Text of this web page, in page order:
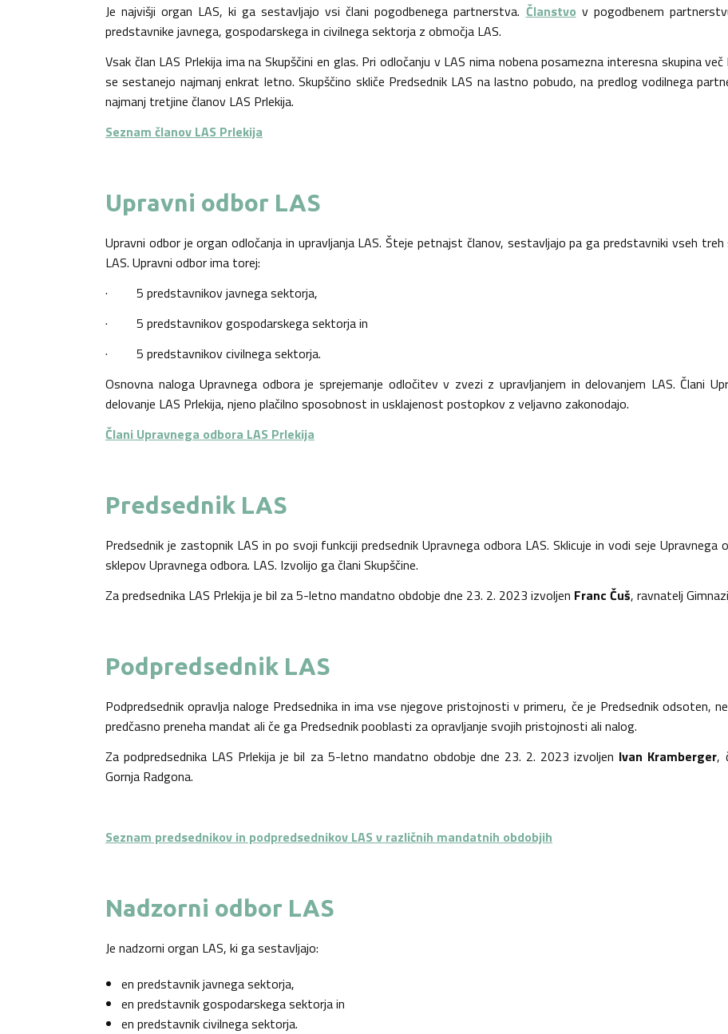
Je najvišji organ LAS, ki ga sestavljajo vsi člani pogodbenega partnerstva. Članstvo v pogodbenem
predstavnike javnega, gospodarskega in civilnega sektorja z območja LAS.
Vsak član LAS Prlekija ima na Skupščini en glas. Pri odločanju v LAS nima nobena posamezna interesna skupina
se sestanejo najmanj enkrat letno. Skupščino skliče Predsednik LAS na lastno pobudo, na predlog vodilnega
najmanj tretjine članov LAS Prlekija.
Seznam članov LAS Prlekija
Upravni odbor LAS
Upravni odbor je organ odločanja in upravljanja LAS. Šteje petnajst članov, sestavljajo pa ga predstavniki vseh
LAS. Upravni odbor ima torej:
· 5 predstavnikov javnega sektorja,
· 5 predstavnikov gospodarskega sektorja in
· 5 predstavnikov civilnega sektorja.
Osnovna naloga Upravnega odbora je sprejemanje odločitev v zvezi z upravljanjem in delovanjem LAS. Člani
delovanje LAS Prlekija, njeno plačilno sposobnost in usklajenost postopkov z veljavno zakonodajo.
Člani Upravnega odbora LAS Prlekija
Predsednik LAS
Predsednik je zastopnik LAS in po svoji funkciji predsednik Upravnega odbora LAS. Sklicuje in vodi seje Upravnega
sklepov Upravnega odbora. LAS. Izvolijo ga člani Skupščine.
Za predsednika LAS Prlekija je bil za 5-letno mandatno obdobje dne 23. 2. 2023 izvoljen Franc Čuš, ravnatelj
Podpredsednik LAS
Podpredsednik opravlja naloge Predsednika in ima vse njegove pristojnosti v primeru, če je Predsednik odsoten,
predčasno preneha mandat ali če ga Predsednik pooblasti za opravljanje svojih pristojnosti ali nalog.
Za podpredsednika LAS Prlekija je bil za 5-letno mandatno obdobje dne 23. 2. 2023 izvoljen Ivan Kramberger,
Gornja Radgona.
Seznam predsednikov in podpredsednikov LAS v različnih mandatnih obdobjih
Nadzorni odbor LAS
Je nadzorni organ LAS, ki ga sestavljajo:
en predstavnik javnega sektorja,
en predstavnik gospodarskega sektorja in
en predstavnik civilnega sektorja.